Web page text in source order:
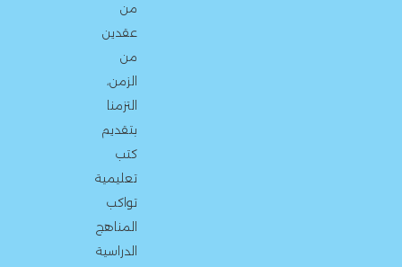
من
عقدين
من
الزمن،
التزمنا
بتقديم
كتب
تعليمية
تواكب
المناهج
الدراسية